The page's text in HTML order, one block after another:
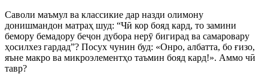
Саволи маъмул ва классикие дар назди олимону
донишмандон матраҳ шуд: “Чӣ кор бояд кард, то замини
бемору бемадору беҷон дубора нерӯ бигирад ва самаровару
ҳосилхез гардад”? Посух чунин буд: «Онро, албатта, бо ғизо,
яъне макро ва микроэлементҳо таъмин бояд кард!». Аммо чӣ
тавр?